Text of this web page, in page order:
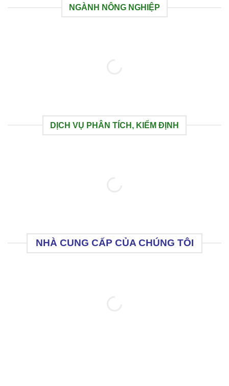
NGÀNH NÔNG NGHIỆP
DỊCH VỤ PHÂN TÍCH, KIỂM ĐỊNH
NHÀ CUNG CẤP CỦA CHÚNG TÔI